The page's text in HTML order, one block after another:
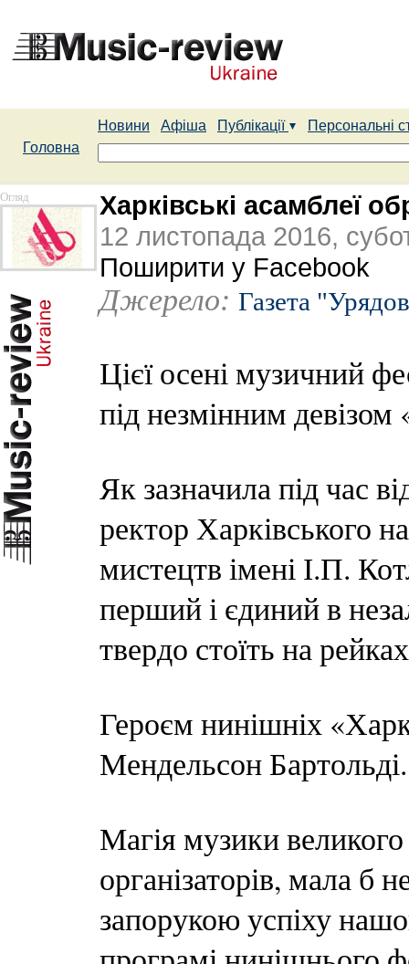
Новини Афіша Публікації
Персональні
Головна
Огляд
Харківські асамблеї
12 листопада 2016,
Поширити у Facebook
Джерело: Газета
Цієї осені музичний
під незмінним
Як зазначила під час
ректор Харківського
мистецтв імені І.П.
перший і єдиний в
твердо стоїть на
Героєм нинішніх
Мендельсон Бартольді.
Магія музики
організаторів, мала б
запорукою успіху